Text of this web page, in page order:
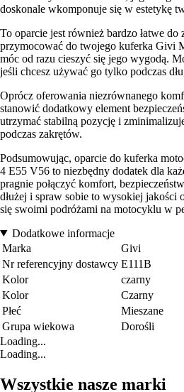
doskonale wkomponuje się w estetykę
To oparcie jest również bardzo łatwe
przymocować do twojego kuferka Givi
móc od razu cieszyć się jego wygodą.
jeśli chcesz używać go tylko podczas
Oprócz oferowania niezrównanego
stanowić dodatkowy element
utrzymać stabilną pozycję i
podczas zakrętów.
Podsumowując, oparcie do kuferka
4 E55 V56 to niezbędny dodatek dla
pragnie połączyć komfort,
dłużej i spraw sobie to wysokiej jakości
się swoimi podróżami na motocyklu w
Dodatkowe informacje
Marka
Givi
Nr referencyjny dostawcy E111B
Kolor
czarny
Kolor
Czarny
Płeć
Mieszane
Grupa wiekowa
Dorośli
Loading...
Loading...
Wszystkie nasze marki